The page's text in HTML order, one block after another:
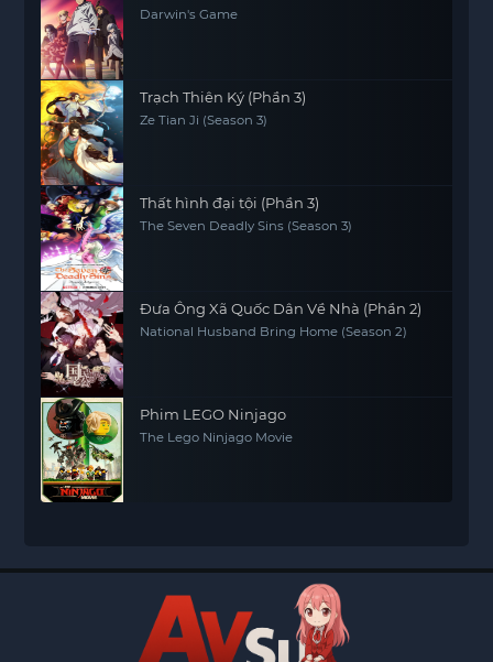
Darwin's Game
Trạch Thiên Ký (Phần 3)
Ze Tian Ji (Season 3)
Thất hình đại tội (Phần 3)
The Seven Deadly Sins (Season 3)
Đưa Ông Xã Quốc Dân Về Nhà (Phần 2)
National Husband Bring Home (Season 2)
Phim LEGO Ninjago
The Lego Ninjago Movie